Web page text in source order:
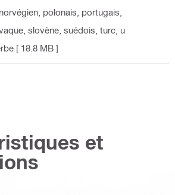
polonais, portugais,
slovène, suédois, turc, u
[ 18.8 MB ]
et